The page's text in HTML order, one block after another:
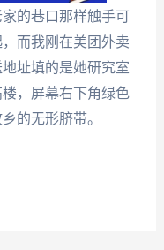
的巷口那样触手可
而我刚在美团外卖
址填的是她研究室
，屏幕右下角绿色
的无形脐带。